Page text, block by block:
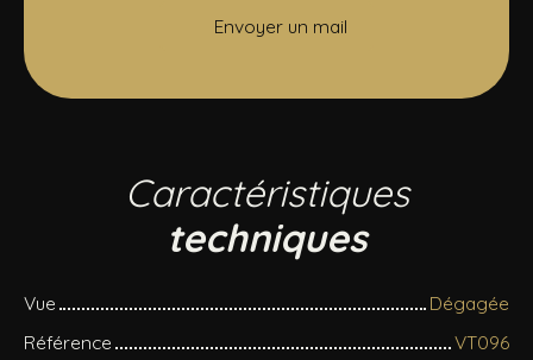
Envoyer un mail
Caractéristiques
techniques
Vue
Dégagée
Référence
VT096